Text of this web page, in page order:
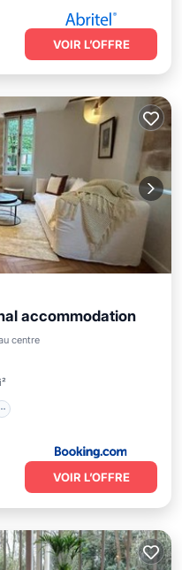
VOIR L’OFFRE
accommodation
centre
aux clients
VOIR L’OFFRE